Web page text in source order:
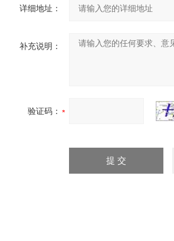
详细地址：
补充说明：
验证码：